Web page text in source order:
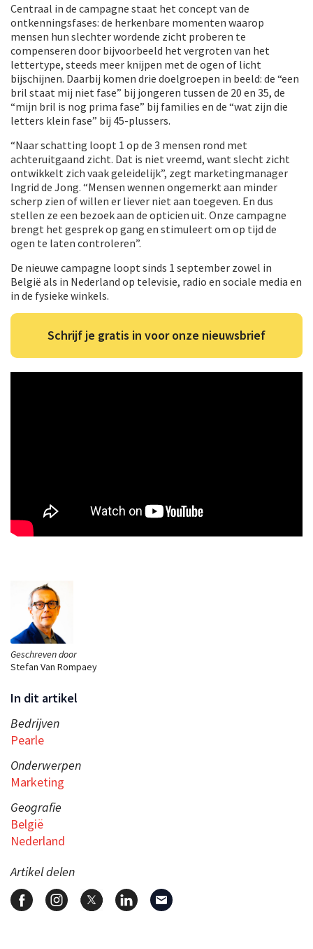
Geschreven door
Stefan Van Rompaey
In dit artikel
Bedrijven
Pearle
Onderwerpen
Marketing
Geografie
België
Nederland
Artikel delen
Centraal in de campagne staat het concept van de
ontkenningsfases: de herkenbare momenten waarop
mensen hun slechter wordende zicht proberen te
compenseren door bijvoorbeeld het vergroten van het
lettertype, steeds meer knijpen met de ogen of licht
bijschijnen. Daarbij komen drie doelgroepen in beeld: de “een
bril staat mij niet fase” bij jongeren tussen de 20 en 35, de
“mijn bril is nog prima fase” bij families en de “wat zijn die
letters klein fase” bij 45-plussers.
“Naar schatting loopt 1 op de 3 mensen rond met
achteruitgaand zicht. Dat is niet vreemd, want slecht zicht
ontwikkelt zich vaak geleidelijk”, zegt marketingmanager
Ingrid de Jong. “Mensen wennen ongemerkt aan minder
scherp zien of willen er liever niet aan toegeven. En dus
stellen ze een bezoek aan de opticien uit. Onze campagne
brengt het gesprek op gang en stimuleert om op tijd de
ogen te laten controleren”.
De nieuwe campagne loopt sinds 1 september zowel in
België als in Nederland op televisie, radio en sociale media en
in de fysieke winkels.
Schrijf je gratis in voor onze nieuwsbrief